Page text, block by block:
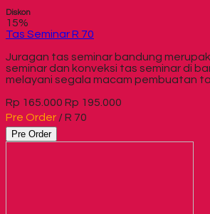
Diskon
15%
Tas Seminar R 70
Juragan tas seminar bandung
seminar dan konveksi tas seminar di
melayani segala macam pembuatan
Rp 165.000 Rp 195.000
Pre Order / R 70
Pre Order